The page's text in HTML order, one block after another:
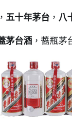
， 五十年茅台 ， 八
茅台酒 ，醬瓶茅